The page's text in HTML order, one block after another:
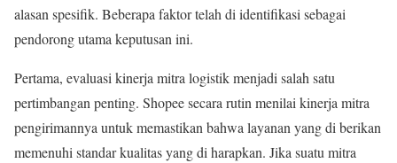
alasan spesifik. Beberapa faktor telah di identifikasi sebagai
pendorong utama keputusan ini.
Pertama, evaluasi kinerja mitra logistik menjadi salah satu
pertimbangan penting. Shopee secara rutin menilai kinerja mitra
pengirimannya untuk memastikan bahwa layanan yang di berikan
memenuhi standar kualitas yang di harapkan. Jika suatu mitra